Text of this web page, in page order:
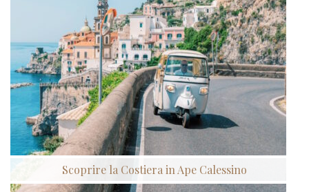
Scoprire la Costiera in Ape Calessino